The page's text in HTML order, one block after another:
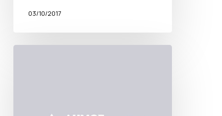
03/10/2017
Τροποποίηση